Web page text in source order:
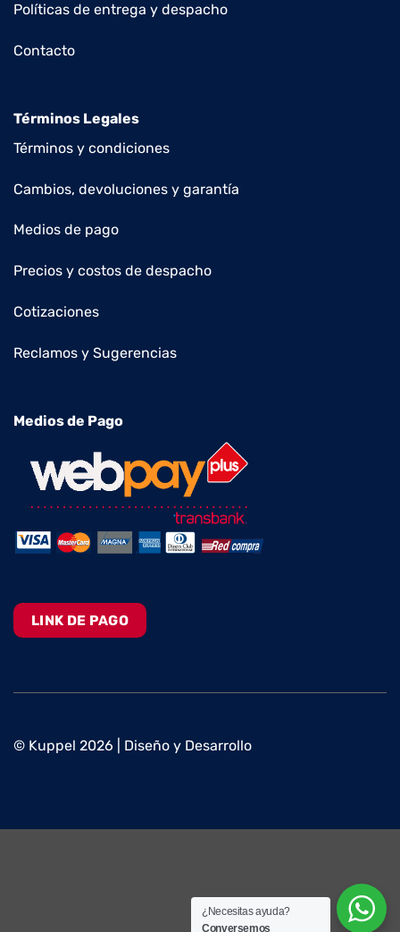
Políticas de entrega y despacho
Contacto
Términos Legales
Términos y condiciones
Cambios, devoluciones y garantía
Medios de pago
Precios y costos de despacho
Cotizaciones
Reclamos y Sugerencias
Medios de Pago
LINK DE PAGO
© Kuppel 2026 | Diseño y Desarrollo
¿Necesitas ayuda?
Conversemos